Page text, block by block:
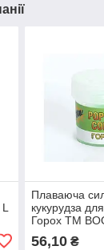
Плаваюча
кукурудза
Горох ТМ
56,10₴